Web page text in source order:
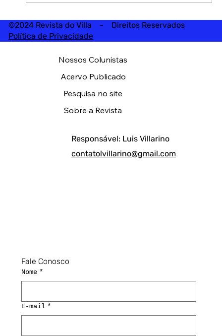
©2024 Revista do Villa - Direitos Reservados
Política de Privacidade
Fale Conosco
Nome *
E-mail *
Responsável: Luis Villarino
contatolvillarino@gmail.com
Nossos Colunistas
Acervo Publicado
Pesquisa no site
Sobre a Revista